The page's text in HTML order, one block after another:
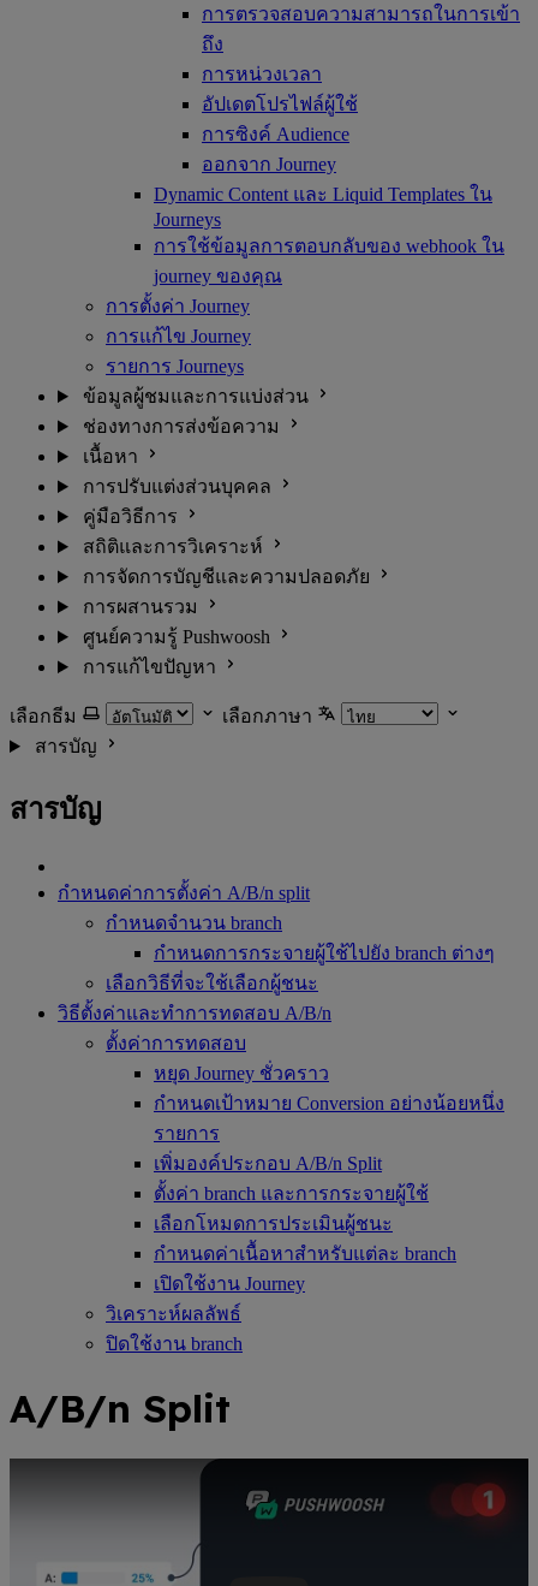
การตรวจสอบความสามารถในการเข้า
ถึง
การหน่วงเวลา
อัปเดตโปรไฟล์ผู้ใช้
การซิงค์ Audience
ออกจาก Journey
Dynamic Content และ Liquid Templates ใน
Journeys
การใช้ข้อมูลการตอบกลับของ webhook ใน
journey ของคุณ
การตั้งค่า Journey
การแก้ไข Journey
รายการ Journeys
ข้อมูลผู้ชมและการแบ่งส่วน
ช่องทางการส่งข้อความ
เนื้อหา
การปรับแต่งส่วนบุคคล
คู่มือวิธีการ
สถิติและการวิเคราะห์
การจัดการบัญชีและความปลอดภัย
การผสานรวม
ศูนย์ความรู้ Pushwoosh
การแก้ไขปัญหา
เลือกธีม
เลือกภาษา
สารบัญ
สารบัญ
กำหนดค่าการตั้งค่า A/B/n split
กำหนดจำนวน branch
กำหนดการกระจายผู้ใช้ไปยัง branch ต่างๆ
เลือกวิธีที่จะใช้เลือกผู้ชนะ
วิธีตั้งค่าและทำการทดสอบ A/B/n
ตั้งค่าการทดสอบ
หยุด Journey ชั่วคราว
กำหนดเป้าหมาย Conversion อย่างน้อยหนึ่ง
รายการ
เพิ่มองค์ประกอบ A/B/n Split
ตั้งค่า branch และการกระจายผู้ใช้
เลือกโหมดการประเมินผู้ชนะ
กำหนดค่าเนื้อหาสำหรับแต่ละ branch
เปิดใช้งาน Journey
วิเคราะห์ผลลัพธ์
ปิดใช้งาน branch
A/B/n Split
วิดีโอ Youtube: เรียนรู้วิธีตั้งค่าและวิเคราะห์การทดสอบ A/B/n ใน